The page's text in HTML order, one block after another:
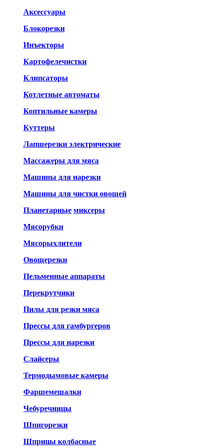
Аксессуары
Блокорезки
Инъекторы
Картофелечистки
Клипсаторы
Котлетные автоматы
Коптильные камеры
Куттеры
Лапшерезки электрические
Массажеры для мяса
Машины для нарезки
Машины для чистки овощей
Планетарные миксеры
Мясорубки
Мясорыхлители
Овощерезки
Пельменные аппараты
Перекрутчики
Пилы для резки мяса
Прессы для гамбургеров
Прессы для нарезки
Слайсеры
Термодымовые камеры
Фаршемешалки
Чебуречницы
Шпигорезки
Шприцы колбасные